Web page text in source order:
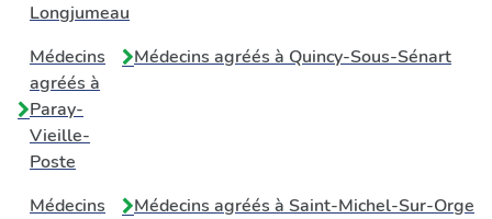
Longjumeau
Médecins
agréés à
Paray-
Vieille-
Poste
Médecins agréés à Quincy-Sous-Sénart
Médecins
Médecins agréés à Saint-Michel-Sur-Orge